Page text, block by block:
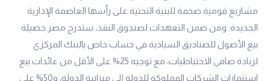
مشاريع قومية ضخمة للبنية التحتية على رأسها العاصمة الإدارية
الجديدة. ومن ضمن التعهدات لصندوق النقد، ستدرج مصر حصيلة
بيع الأصول للصناديق السيادية في حساب خاص بالبنك المركزي
لزيادة صافي الاحتياطيات، مع توجيه 25% على الأقل من عائدات بيع
استثمارات الشركات المملوكة للدولة إلى ميزانية الدولة، و50% على